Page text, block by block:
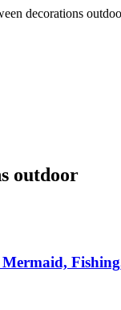
decorations
outdoor